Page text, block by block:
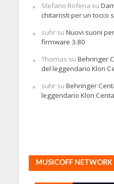
Stefano Rofena su
chitarristi per un tocco
suhrsu Nuovi suoni
firmware 3.80
Thomas su Behringer
del leggendario Klon
suhrsu Behringer
leggendario Klon
MUSICOFF NETWORK